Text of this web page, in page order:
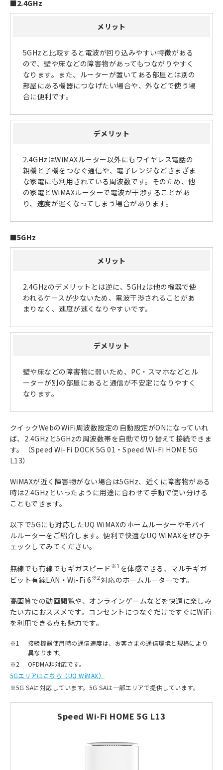
■2.4GHz
メリット
5GHzと比較すると電波が回り込みやすい特徴がある
ので、壁や床などの障害物があってもつながりやすく
なります。また、ルーターが置いてある部屋とは別の
部屋にある機器につなげたい場合や、外などで使う場
合に便利です。
デメリット
2.4GHzはWiMAXルーター以外にもワイヤレス電話の
親機と子機をつなぐ通信や、電子レンジなどさまざま
な家電にも利用されている周波数です。そのため、他
の家電とWiMAXルーターで電波が干渉することがあ
り、速度が遅くなってしまう場合があります。
■5GHz
メリット
2.4GHzのデメリットとは逆に、5GHzは他の機器で使
われるケースが少ないため、電波干渉されることがあ
まりなく、速度が速くなりやすいです。
デメリット
壁や床などの障害物に弱いため、PC・スマホなどとル
ーターが別の部屋にあると通信が不安定になりやすく
なります。
クイックWebのWiFi周波数設定の自動設定がONになっていれ
ば、2.4GHzと5GHzの周波数帯を自動で切り替えて接続できま
す。（Speed Wi-Fi DOCK 5G 01・Speed Wi-Fi HOME 5G
L13）
WiMAXが近く障害物がない場合は5GHz、近くに障害物がある
時は2.4GHzといったように用途に合わせて手動で使い分ける
こともできます。
以下で5Gにも対応したUQ WiMAXのホームルーターやモバイ
ルルーターをご紹介します。便利で快適なUQ WiMAXをぜひチ
ェックしてみてください。
無線でも有線でもギガスピード ※1 を体感できる、マルチギガ
ビット有線LAN・Wi-Fi 6※2対応のホームルーターです。
高画質での動画閲覧や、オンラインゲームなどを快適に楽しみ
たい方におススメです。コンセントにつなぐだけですぐにWiFi
を利用できる点も魅力です。
※1
接続機器使用時の通信速度は、お客さまの通信環境と規格により
異なります。
※2
OFDMA非対応です。
5Gエリアはこちら（UQ WiMAX）
※5G SAに対応しています。5G SAは一部エリアで提供しています。
Speed Wi-Fi HOME 5G L13